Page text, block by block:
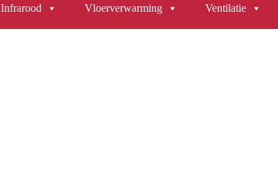
Infrarood Vloerverwarming Ventilatie